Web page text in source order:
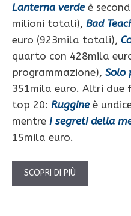
Lanterna verdeè
milioni totali), Bad
euro (923mila totali),
quarto con 428mila
programmazione), Solo
351mila euro. Altri due
top 20: Ruggineè
mentre I segreti della
15mila euro.
SCOPRI DI PIÙ